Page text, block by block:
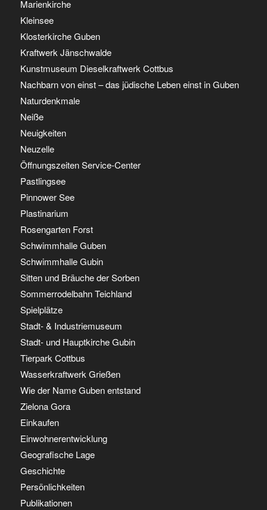
Marienkirche
Kleinsee
Klosterkirche Guben
Kraftwerk Jänschwalde
Kunstmuseum Dieselkraftwerk Cottbus
Nachbarn von einst – das jüdische Leben einst in Guben
Naturdenkmale
Neiße
Neuigkeiten
Neuzelle
Öffnungszeiten Service-Center
Pastlingsee
Pinnower See
Plastinarium
Rosengarten Forst
Schwimmhalle Guben
Schwimmhalle Gubin
Sitten und Bräuche der Sorben
Sommerrodelbahn Teichland
Spielplätze
Stadt- & Industriemuseum
Stadt- und Hauptkirche Gubin
Tierpark Cottbus
Wasserkraftwerk Grießen
Wie der Name Guben entstand
Zielona Gora
Einkaufen
Einwohnerentwicklung
Geografische Lage
Geschichte
Persönlichkeiten
Publikationen